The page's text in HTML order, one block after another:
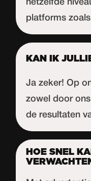
hetzelfde
platforms
KAN IK
Ja zeker! Op
zowel door
de resultaten
HOE SNEL